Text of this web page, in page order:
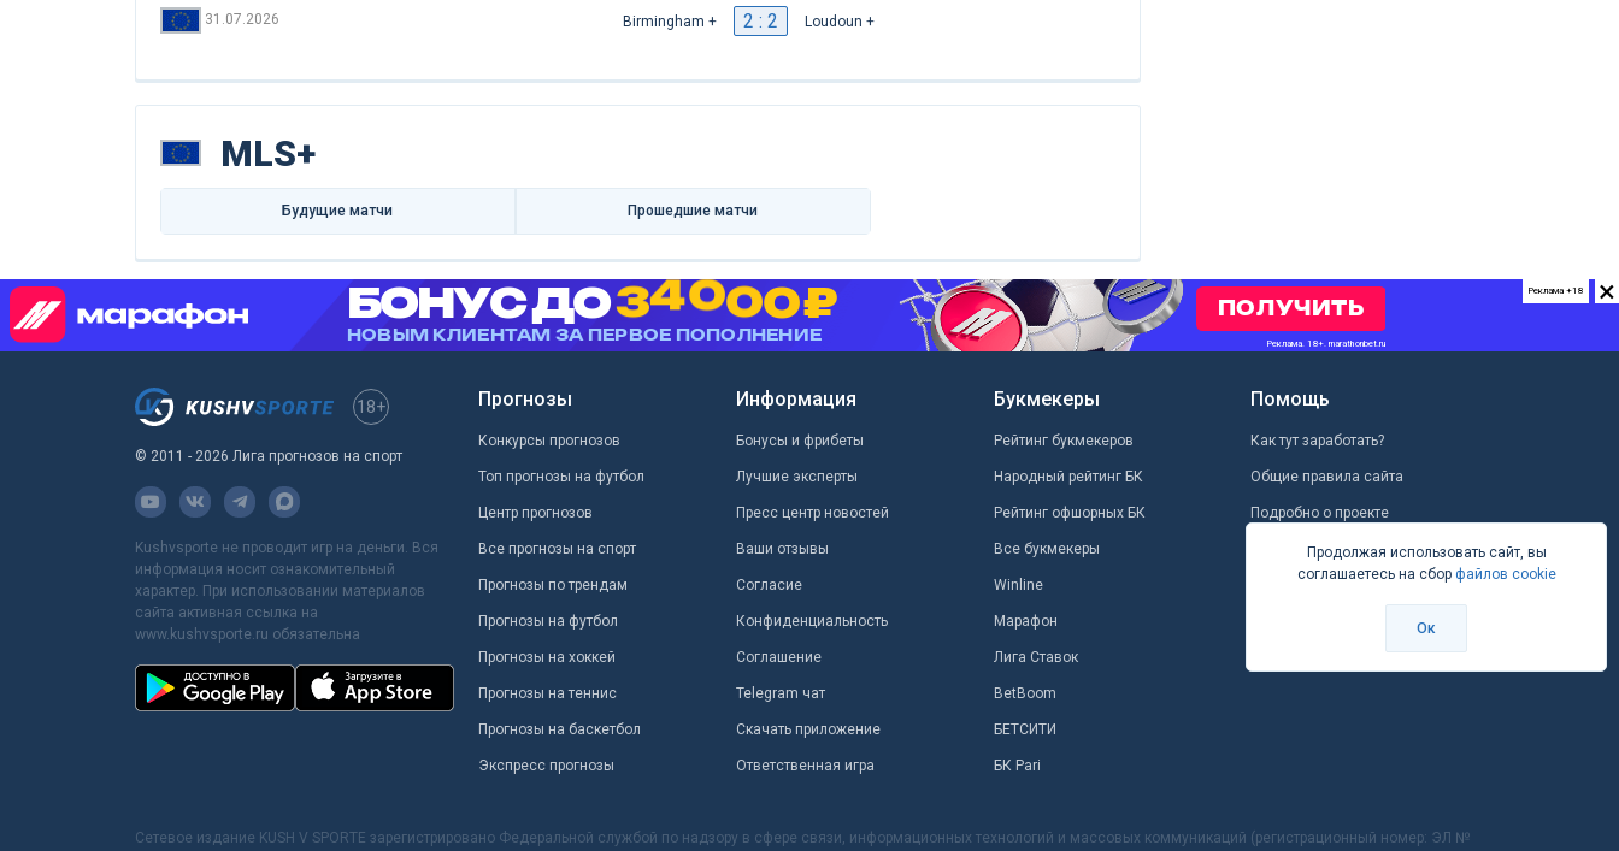
31.07.2026 Birmingham + 2 : 2 Loudoun +
MLS+
Будущие матчи Прошедшие матчи
×
Реклама +18
18+
© 2011 - 2026 Лига прогнозов на спорт
Kushvsporte не проводит игр на деньги. Вся
информация носит ознакомительный
характер. При использовании материалов
сайта активная ссылка на
www.kushvsporte.ru обязательна
Прогнозы
Конкурсы прогнозов
Топ прогнозы на футбол
Центр прогнозов
Все прогнозы на спорт
Прогнозы по трендам
Прогнозы на футбол
Прогнозы на хоккей
Прогнозы на теннис
Прогнозы на баскетбол
Экспресс прогнозы
Информация
Бонусы и фрибеты
Лучшие эксперты
Пресс центр новостей
Ваши отзывы
Согласие
Конфиденциальность
Соглашение
Telegram чат
Скачать приложение
Ответственная игра
Букмекеры
Рейтинг букмекеров
Народный рейтинг БК
Рейтинг офшорных БК
Все букмекеры
Winline
Марафон
Лига Ставок
BetBoom
БЕТСИТИ
БК Pari
Помощь
Как тут заработать?
Общие правила сайта
Подробно о проекте
Школа ставок
Сетевое издание KUSH V SPORTE зарегистрировано Федеральной службой по надзору в сфере связи, информационных технологий и массовых коммуникаций (регистрационный номер: ЭЛ №
Продолжая использовать сайт, вы
соглашаетесь на сбор файлов cookie
Ок